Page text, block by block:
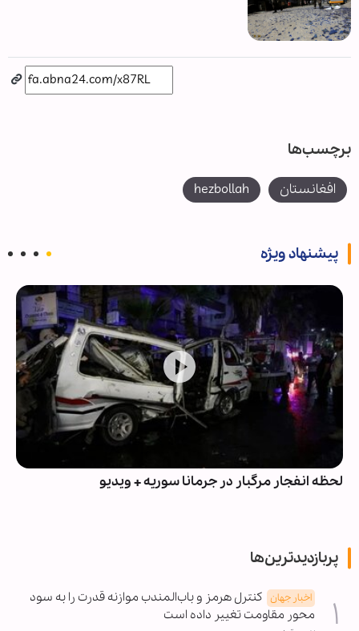
برچسب‌ها
افغانستان hezbollah
پیشنهاد ویژه
لحظه انفجار مرگبار در جرمانا سوریه + ویدیو
پربازدیدترین‌ها
اخبار جهان کنترل هرمز و باب‌المندب موازنه قدرت را به سود
محور مقاومت تغییر داده است